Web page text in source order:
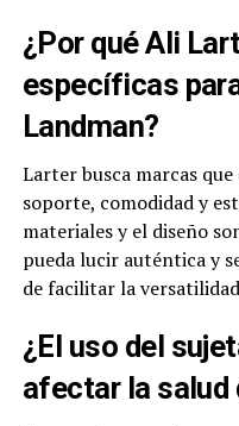
¿Por qué Ali
específicas
Landman?
Larter busca marcas
soporte, comodidad y
materiales y el diseño
pueda lucir auténtica y
de facilitar la
¿El uso del
afectar la salud